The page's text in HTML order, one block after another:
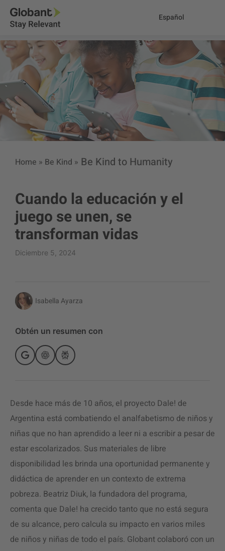
Español
Home » Be Kind » Be Kind to Humanity
Cuando la educación y el
juego se unen, se
transforman vidas
Diciembre 5, 2024
Isabella Ayarza
Obtén un resumen con
Desde hace más de 10 años, el proyecto Dale! de
Argentina está combatiendo el analfabetismo de niños y
niñas que no han aprendido a leer ni a escribir a pesar de
estar escolarizados. Sus materiales de libre
disponibilidad les brinda una oportunidad permanente y
didáctica de aprender en un contexto de extrema
pobreza. Beatriz Diuk, la fundadora del programa,
comenta que Dale! ha crecido tanto que no está segura
de su alcance, pero calcula su impacto en varios miles
de niños y niñas de todo el país. Globant colaboró con un